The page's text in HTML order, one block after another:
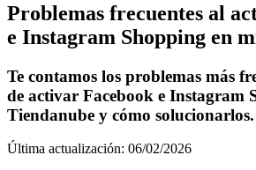
Problemas frecuentes al
e Instagram Shopping en
Te contamos los problemas más
de activar Facebook e Instagram
Tiendanube y cómo solucionarlos.
Última actualización: 06/02/2026